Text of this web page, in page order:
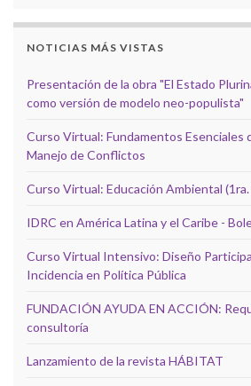
NOTICIAS MÁS VISTAS
Presentación de la obra "El Estado
como versión de modelo neo-populista"
Curso Virtual: Fundamentos Esenciales
Manejo de Conflictos
Curso Virtual: Educación Ambiental
IDRC en América Latina y el Caribe -
Curso Virtual Intensivo: Diseño
Incidencia en Política Pública
FUNDACIÓN AYUDA EN ACCIÓN:
consultoría
Lanzamiento de la revista HÁBITAT